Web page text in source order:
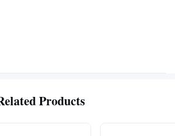
Products